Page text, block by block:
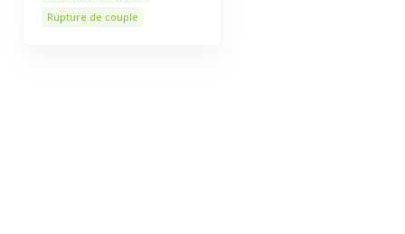
Rupture de couple